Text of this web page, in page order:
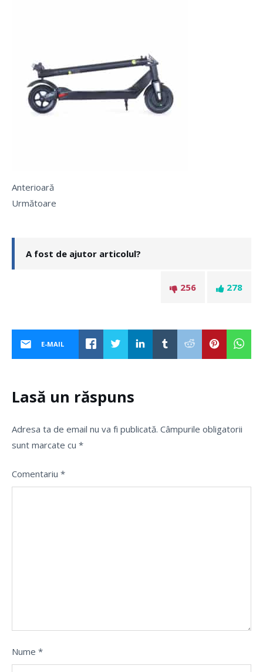
Anterioară
Următoare
A fost de ajutor articolul?
278
256
E-MAIL
Lasă un răspuns
Adresa ta de email nu va fi publicată. Câmpurile obligatorii
sunt marcate cu *
Comentariu *
Nume *